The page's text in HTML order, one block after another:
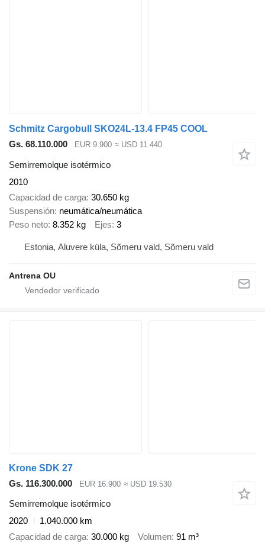
Schmitz Cargobull SKO24L-13.4 FP45 COOL
Gs. 68.110.000
EUR 9.900 ≈ USD 11.440
Semirremolque isotérmico
2010
Capacidad de carga 30.650 kg
Suspensión neumática/neumática
Peso neto 8.352 kg Ejes 3
Estonia, Aluvere küla, Sõmeru vald, Sõmeru vald
Antrena OU
Krone SDK 27
Gs. 116.300.000
EUR 16.900 ≈ USD 19.530
Semirremolque isotérmico
2020
1.040.000 km
Capacidad de carga 30.000 kg Volumen 91 m³